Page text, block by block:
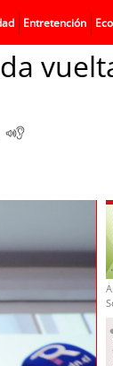
Entretención